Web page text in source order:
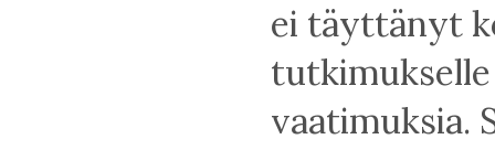
ei täyttänyt
vaatimuksia.